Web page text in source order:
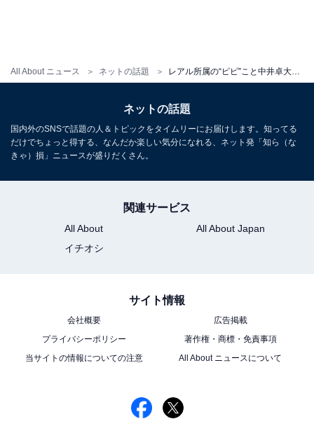
All About ニュース ネットの話題 レアル所属の“ピピ”こと中井卓大、姉・保乃可とのツーショットに反響！ 「めっちゃええ写真」「素敵です」
ネットの話題
国内外のSNSで話題の人＆トピックをタイムリーにお届けします。知ってる
だけでちょっと得する、なんだか楽しい気分になれる、ネット発「知ら（な
きゃ）損」ニュースが盛りだくさん。
関連サービス
All About
All About Japan
イチオシ
サイト情報
会社概要
広告掲載
プライバシーポリシー
著作権・商標・免責事項
当サイトの情報についての注意
All About ニュースについて